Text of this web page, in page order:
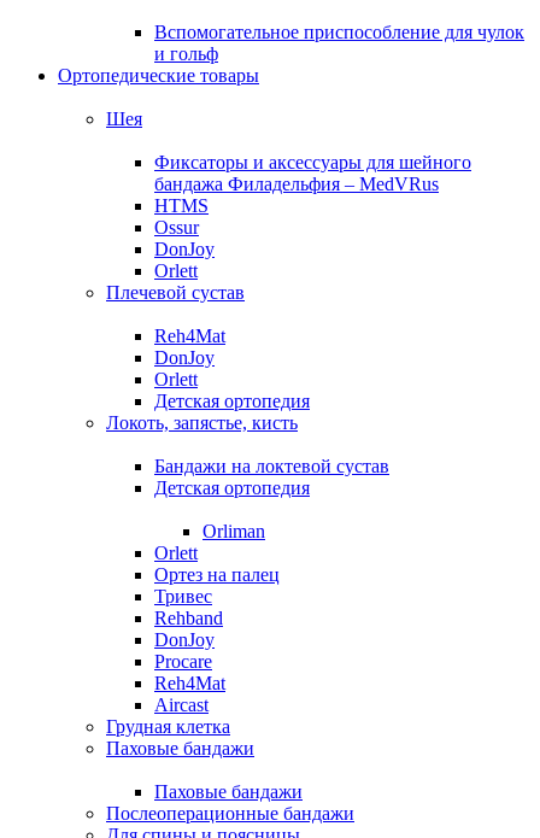
Вспомогательное приспособление для чулок
и гольф
Ортопедические товары
Шея
Фиксаторы и аксессуары для шейного
бандажа Филадельфия – MedVRus
HTMS
Ossur
DonJoy
Orlett
Плечевой сустав
Reh4Mat
DonJoy
Orlett
Детская ортопедия
Локоть, запястье, кисть
Бандажи на локтевой сустав
Детская ортопедия
Orliman
Orlett
Ортез на палец
Тривес
Rehband
DonJoy
Procare
Reh4Mat
Aircast
Грудная клетка
Паховые бандажи
Паховые бандажи
Послеоперационные бандажи